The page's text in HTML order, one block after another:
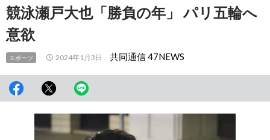
移
動競泳瀬戸大也「勝負の年」 パリ五輪へ
意欲
スポーツ 2024年1月3日 共同通信 47NEWS